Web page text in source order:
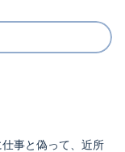
事と偽って、近所